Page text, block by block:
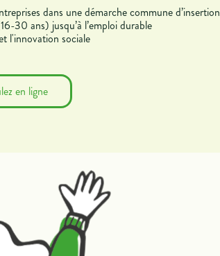
dans une démarche commune d’insertion
30 ans) jusqu’à l’emploi durable
l'innovation sociale
en ligne